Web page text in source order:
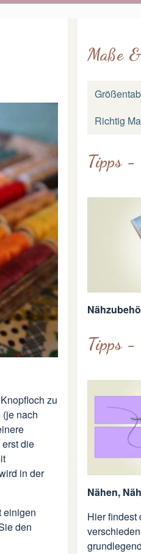
zu
nach
die
in der
einigen
den
Maße
Richtig
Tipps
Tipps
Nähen,
Hier findest